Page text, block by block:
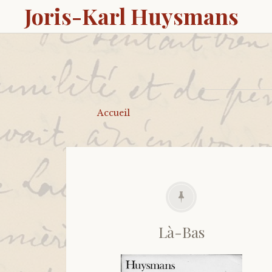
Joris-Karl Huysmans
Accueil
Là-Bas